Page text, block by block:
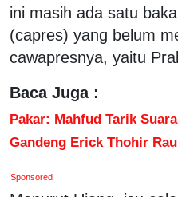
ini masih ada satu
(capres) yang belum
cawapresnya, yaitu
Baca Juga :
Pakar: Mahfud Tarik
Gandeng Erick Thohir
Sponsored